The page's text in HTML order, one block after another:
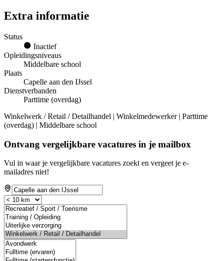
Extra informatie
Status
Inactief
Opleidingsniveaus
Middelbare school
Plaats
Capelle aan den IJssel
Dienstverbanden
Parttime (overdag)
Winkelwerk / Retail / Detailhandel | Winkelmedewerker | Parttime
(overdag) | Middelbare school
Ontvang vergelijkbare vacatures in je mailbox
Vul in waar je vergelijkbare vacatures zoekt en vergeet je e-
mailadres niet!